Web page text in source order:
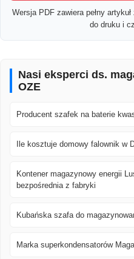
Wersja PDF zawiera pełny
do druku i
Nasi eksperci ds.
OZE
Producent szafek na baterie
Ile kosztuje domowy falownik w
Kontener magazynowy energii
bezpośrednia z fabryki
Kubańska szafa do
Marka superkondensatorów